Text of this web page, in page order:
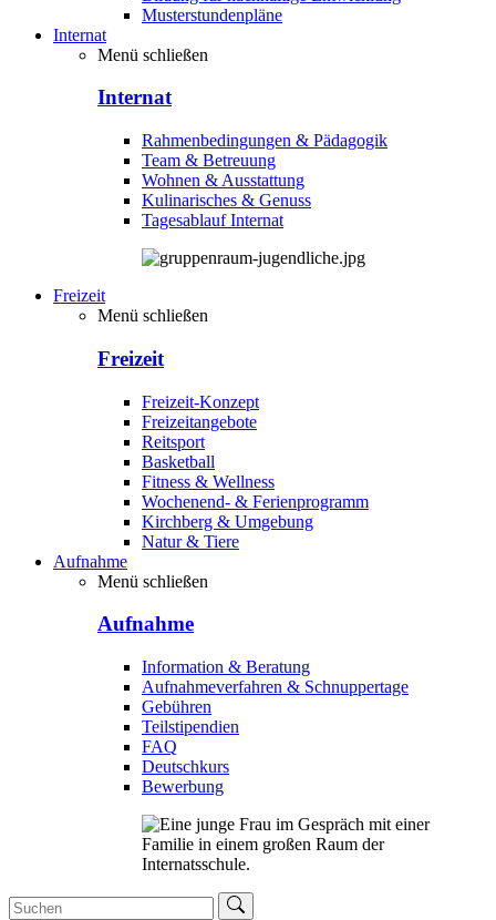
Musterstundenpläne
Internat
Menü schließen
Internat
Rahmenbedingungen & Pädagogik
Team & Betreuung
Wohnen & Ausstattung
Kulinarisches & Genuss
Tagesablauf Internat
Freizeit
Menü schließen
Freizeit
Freizeit-Konzept
Freizeitangebote
Reitsport
Basketball
Fitness & Wellness
Wochenend- & Ferienprogramm
Kirchberg & Umgebung
Natur & Tiere
Aufnahme
Menü schließen
Aufnahme
Information & Beratung
Aufnahmeverfahren & Schnuppertage
Gebühren
Teilstipendien
FAQ
Deutschkurs
Bewerbung